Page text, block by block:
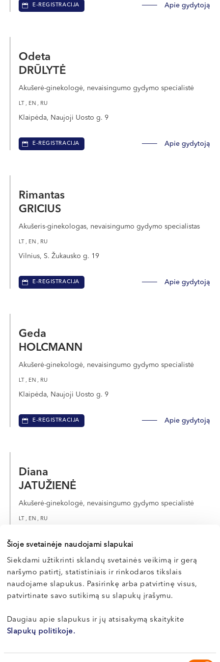
Šioje svetainėje naudojami slapukai
Siekdami užtikrinti sklandų svetainės veikimą ir gerą
naršymo patirtį, statistiniais ir rinkodaros tikslais
naudojame slapukus. Pasirinkę arba patvirtinę visus,
patvirtinate savo sutikimą su slapukų įrašymu.
Daugiau apie slapukus ir jų atsisakymą skaitykite
Slapukų politikoje.
E-REGISTRACIJA Apie gydytoją
Odeta
DRŪLYTĖ
Akušerė-ginekologė, nevaisingumo gydymo specialistė
LT , EN , RU
Klaipėda, Naujoji Uosto g. 9
E-REGISTRACIJA Apie gydytoją
Rimantas
GRICIUS
Akušeris-ginekologas, nevaisingumo gydymo specialistas
LT , EN , RU
Vilnius, S. Žukausko g. 19
E-REGISTRACIJA Apie gydytoją
Geda
HOLCMANN
Akušerė-ginekologė, nevaisingumo gydymo specialistė
LT , EN , RU
Klaipėda, Naujoji Uosto g. 9
E-REGISTRACIJA Apie gydytoją
Diana
JATUŽIENĖ
Akušerė-ginekologė, nevaisingumo gydymo specialistė
LT , EN , RU
E-REGISTRACIJA Apie gydytoją
JUKNA